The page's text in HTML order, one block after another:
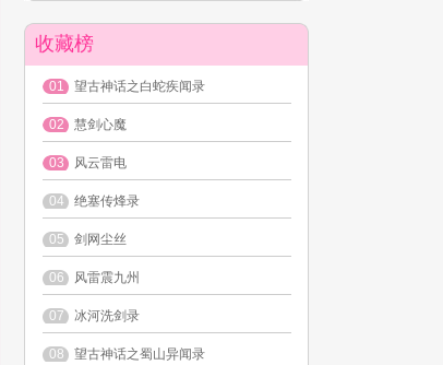
收藏榜
01 望古神话之白蛇疾闻录
02 慧剑心魔
03 风云雷电
04 绝塞传烽录
05 剑网尘丝
06 风雷震九州
07 冰河洗剑录
08 望古神话之蜀山异闻录